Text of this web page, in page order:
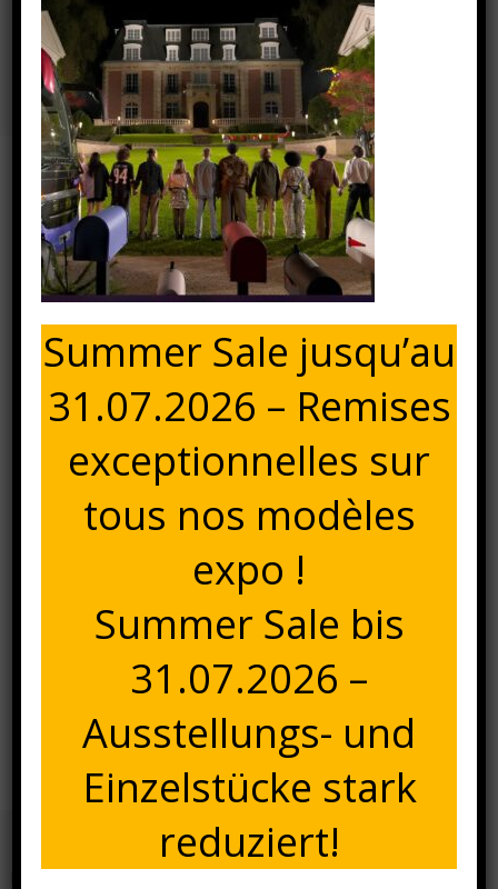
Bulbee Star Academy 2024
Accueil ⁄ ⁄ Bulbee Star Academy 2024 ⁄ Bulbee Star
Academy 2024
28 mai 2025
BULBEE STAR ACADEMY 2024
Navigation
l’article
Bulbee Star Academy
Summer Sale jusqu’au
31.07.2026 – Remises
exceptionnelles sur
tous nos modèles
expo !
Summer Sale bis
31.07.2026 –
Ausstellungs- und
Einzelstücke stark
reduziert!